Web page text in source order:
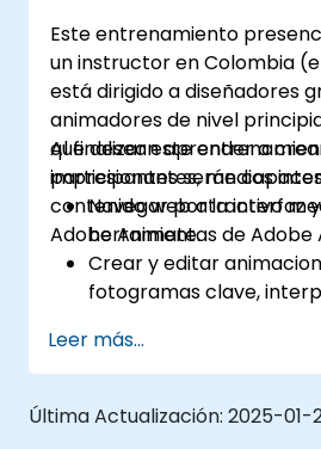
Este entrenamiento
un instructor en Colombia
está dirigido a diseñadores
animadores de nivel
que desean aprender a
impresionantes, medios
contenido web atractivo
Adobe Animate.
Al finalizar este
participantes serán
Navegar por la interfaz
herramientas de Adobe
Crear y editar
fotogramas clave,
Diseñar animaciones y
interactivas con
JavaScript.
Leer más...
Última Actualización: 2025-01-